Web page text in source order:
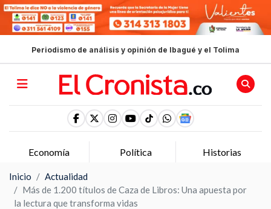
Periodismo de análisis y opinión de Ibagué y el Tolima
Economía Política Historias
Inicio
Actualidad
Más de 1.200 títulos de Caza de Libros: Una apuesta por
la lectura que transforma vidas